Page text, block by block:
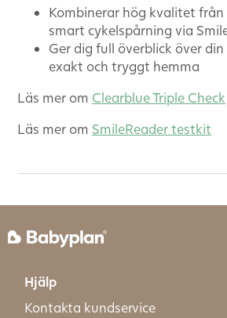
Kombinerar hög kvalitet från
smart cykelspårning via
Ger dig full överblick över
exakt och tryggt hemma
Läs mer om Clearblue Triple Check
Läs mer om SmileReader testkit
Hjälp
Kontakta kundservice